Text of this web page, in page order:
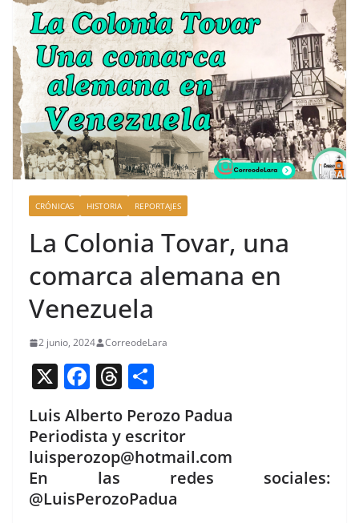
CRÓNICAS HISTORIA REPORTAJES
La Colonia Tovar, una
comarca alemana en
Venezuela
2 junio, 2024 CorreodeLara
X F
c
e
b
o
T
h
re
a
s
m
p
ar
tir
Luis Alberto Perozo Padua
Periodista y escritor
luisperozop@hotmail.com
En las redes sociales:
@LuisPerozoPadua